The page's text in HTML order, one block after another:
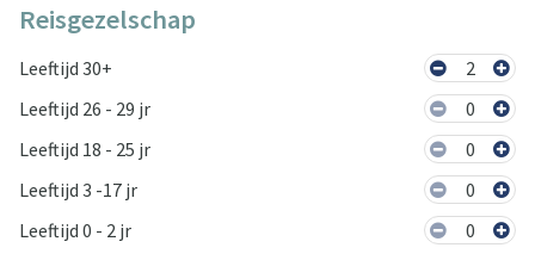
Reisgezelschap
Leeftijd 30+
2
Leeftijd 26 - 29 jr
0
Leeftijd 18 - 25 jr
0
Leeftijd 3 -17 jr
0
Leeftijd 0 - 2 jr
0